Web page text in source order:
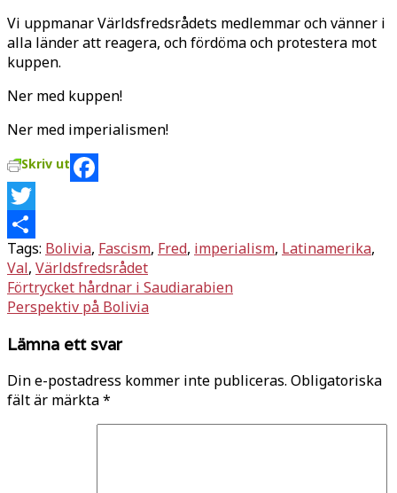
Vi uppmanar Världsfredsrådets medlemmar och vänner i
alla länder att reagera, och fördöma och protestera mot
kuppen.
Ner med kuppen!
Ner med imperialismen!
Skriv ut
Facebook
Twitter
Dela
Tags: Bolivia, Fascism, Fred, imperialism, Latinamerika,
Val, Världsfredsrådet
Inläggsnavigering
Förtrycket hårdnar i Saudiarabien
Perspektiv på Bolivia
Lämna ett svar
Din e-postadress kommer inte publiceras. Obligatoriska
fält är märkta*